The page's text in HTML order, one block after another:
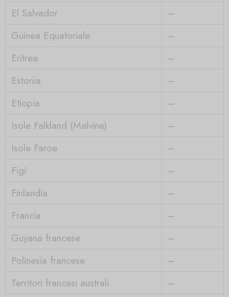
El Salvador
–
Guinea Equatoriale
–
Eritrea
–
Estonia
–
Etiopia
–
Isole Falkland (Malvine)
–
Isole Faroe
–
Figi
–
Finlandia
–
Francia
–
Guyana francese
–
Polinesia francese
–
Territori francesi australi
–